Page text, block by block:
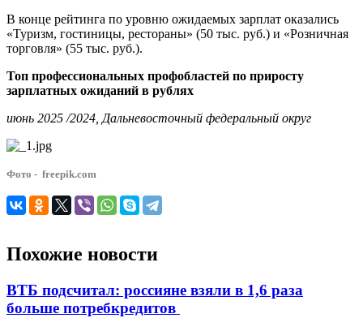
В конце рейтинга по уровню ожидаемых зарплат оказались
«Туризм, гостиницы, рестораны» (50 тыс. руб.) и «Розничная
торговля» (55 тыс. руб.).
Топ профессиональных профобластей по приросту
зарплатных ожиданий в рублях
июнь 2025 /2024, Дальневосточный федеральный округ
Фото - freepik.com
Похожие новости
ВТБ подсчитал: россияне взяли в 1,6 раза
больше потребкредитов